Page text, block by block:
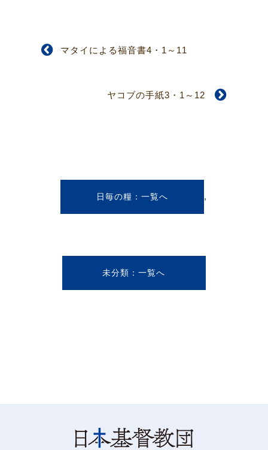
マタイによる福音書4・1～11
ヤコブの手紙3・1～12
日毎の糧 ,
未分類